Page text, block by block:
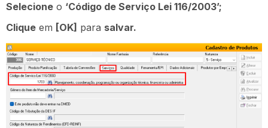
Selecione o ‘Código de Serviço Lei 116/2003’;
Clique em [OK] para salvar.